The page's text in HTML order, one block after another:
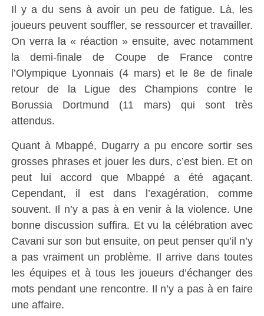
Il y a du sens à avoir un peu de fatigue. Là, les
joueurs peuvent souffler, se ressourcer et travailler.
On verra la « réaction » ensuite, avec notamment
la demi-finale de Coupe de France contre
l’Olympique Lyonnais (4 mars) et le 8e de finale
retour de la Ligue des Champions contre le
Borussia Dortmund (11 mars) qui sont très
attendus.
Quant à Mbappé, Dugarry a pu encore sortir ses
grosses phrases et jouer les durs, c’est bien. Et on
peut lui accord que Mbappé a été agaçant.
Cependant, il est dans l’exagération, comme
souvent. Il n’y a pas à en venir à la violence. Une
bonne discussion suffira. Et vu la célébration avec
Cavani sur son but ensuite, on peut penser qu’il n’y
a pas vraiment un problème. Il arrive dans toutes
les équipes et à tous les joueurs d’échanger des
mots pendant une rencontre. Il n’y a pas à en faire
une affaire.